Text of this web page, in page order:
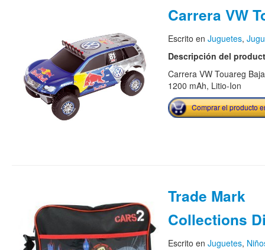
Carrera VW
Escrito en Juguetes,
Descripción del
Carrera VW Touareg
1200 mAh, Litio-Ion
Comprar el producto
Trade Mark
Collections
Escrito en Juguetes,